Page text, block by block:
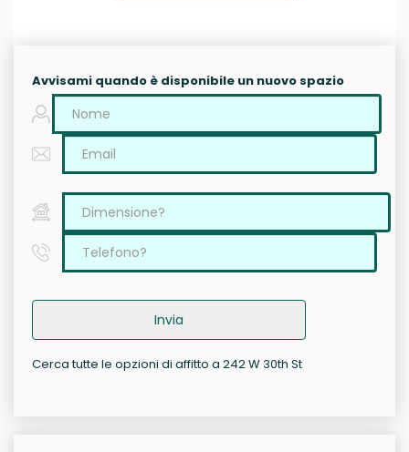
Avvisami quando è disponibile un nuovo spazio
Invia
Cerca tutte le opzioni di affitto a 242 W 30th St